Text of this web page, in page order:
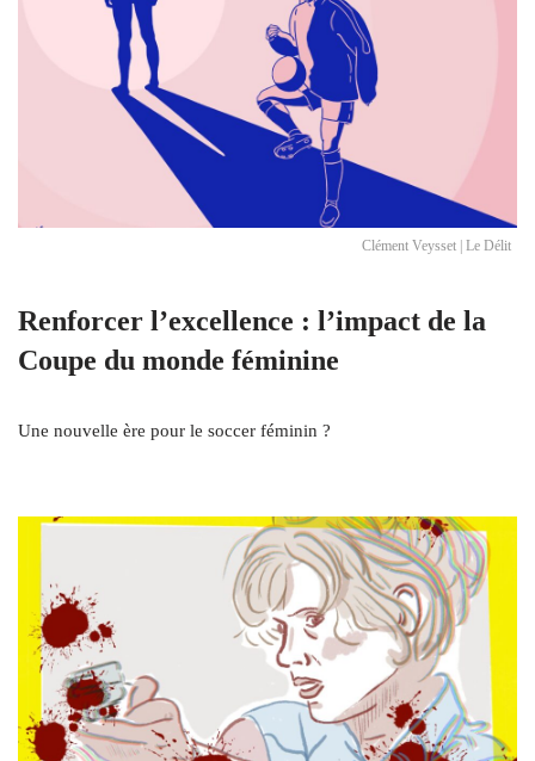
Clément Veysset | Le Délit
Renforcer l’excellence : l’impact de la
Coupe du monde féminine
Une nouvelle ère pour le soccer féminin ?